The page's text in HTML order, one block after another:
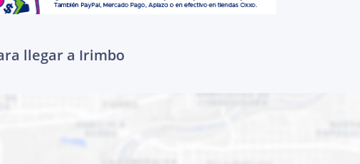
llegar a Irimbo